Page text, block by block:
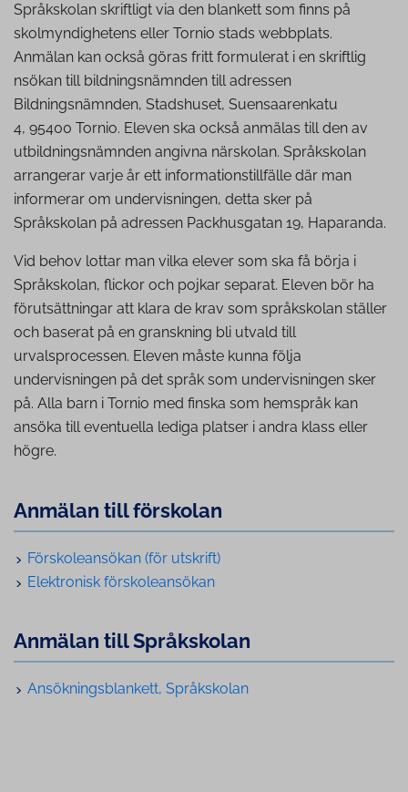
Språkskolan skriftligt via den blankett som finns på
skolmyndighetens eller Tornio stads webbplats.
Anmälan kan också göras fritt formulerat i en skriftlig
nsökan till bildningsnämnden till adressen
Bildningsnämnden, Stadshuset, Suensaarenkatu
4, 95400 Tornio. Eleven ska också anmälas till den av
utbildningsnämnden angivna närskolan. Språkskolan
arrangerar varje år ett informationstillfälle där man
informerar om undervisningen, detta sker på
Språkskolan på adressen Packhusgatan 19, Haparanda.
Vid behov lottar man vilka elever som ska få börja i
Språkskolan, flickor och pojkar separat. Eleven bör ha
förutsättningar att klara de krav som språkskolan ställer
och baserat på en granskning bli utvald till
urvalsprocessen. Eleven måste kunna följa
undervisningen på det språk som undervisningen sker
på. Alla barn i Tornio med finska som hemspråk kan
ansöka till eventuella lediga platser i andra klass eller
högre.
Anmälan till förskolan
Förskoleansökan (för utskrift)
Elektronisk förskoleansökan
Anmälan till Språkskolan
Ansökningsblankett, Språkskolan